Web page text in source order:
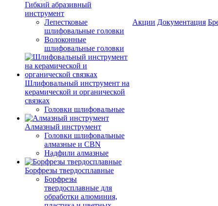
Гибкий абразивный
инструмент
Лепестковые
шлифовальные головки
Волоконные
шлифовальные головки
Шлифовальный инструмент на
керамической и органической
связках
Головки шлифовальные
Алмазный инструмент
Головки шлифовальные
алмазные и CBN
Надфили алмазные
Борфрезы твердосплавные
Борфрезы
твердосплавные для
обработки алюминия,
Акции Документация